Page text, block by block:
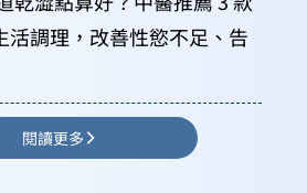
活調理，改善性慾不足、告
閱讀更多